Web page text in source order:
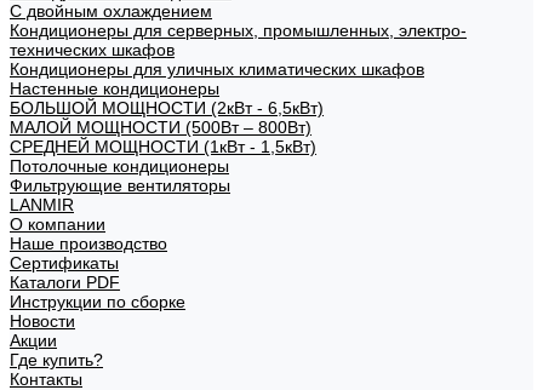
С двойным охлаждением
Кондиционеры для серверных, промышленных, электро-
технических шкафов
Кондиционеры для уличных климатических шкафов
Настенные кондиционеры
БОЛЬШОЙ МОЩНОСТИ (2кВт - 6,5кВт)
МАЛОЙ МОЩНОСТИ (500Вт – 800Вт)
СРЕДНЕЙ МОЩНОСТИ (1кВт - 1,5кВт)
Потолочные кондиционеры
Фильтрующие вентиляторы
LANMIR
О компании
Наше производство
Сертификаты
Каталоги PDF
Инструкции по сборке
Новости
Акции
Где купить?
Контакты